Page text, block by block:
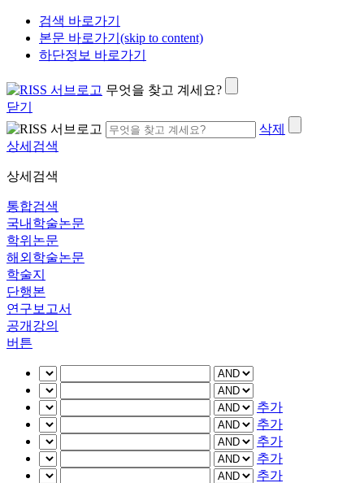
검색 바로가기
본문 바로가기(skip to content)
하단정보 바로가기
무엇을 찾고 계세요?
닫기
삭제
상세검색
상세검색
통합검색
국내학술논문
학위논문
해외학술논문
학술지
단행본
연구보고서
공개강의
버튼
추가
추가
추가
추가
추가